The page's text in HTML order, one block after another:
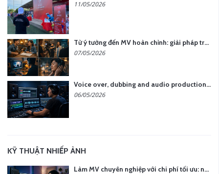
11/05/2026
Từ ý tưởng đến MV hoàn chỉnh: giải pháp trọn gói tại YCN Media
07/05/2026
Voice over, dubbing and audio production services in Vietnam for global content
06/05/2026
KỸ THUẬT NHIẾP ẢNH
Làm MV chuyên nghiệp với chi phí tối ưu: nên chọn quay thực tế hay video AI?